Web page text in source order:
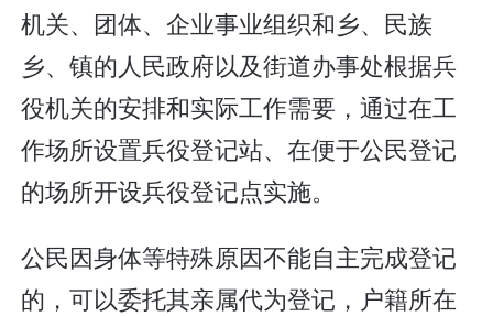
机关、团体、企业事业组织和乡、民族
乡、镇的人民政府以及街道办事处根据兵
役机关的安排和实际工作需要，通过在工
作场所设置兵役登记站、在便于公民登记
的场所开设兵役登记点实施。
公民因身体等特殊原因不能自主完成登记
的，可以委托其亲属代为登记，户籍所在